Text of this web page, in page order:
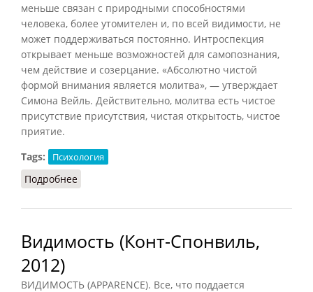
меньше связан с природными способностями
человека, более утомителен и, по всей видимости, не
может поддерживаться постоянно. Интроспекция
открывает меньше возможностей для самопознания,
чем действие и созерцание. «Абсолютно чистой
формой внимания является молитва», — утверждает
Симона Вейль. Действительно, молитва есть чистое
присутствие присутствия, чистая открытость, чистое
приятие.
Tags:
Психология
Подробнее
Видимость (Конт-Спонвиль,
2012)
ВИДИМОСТЬ (APPARENCE). Все, что поддается